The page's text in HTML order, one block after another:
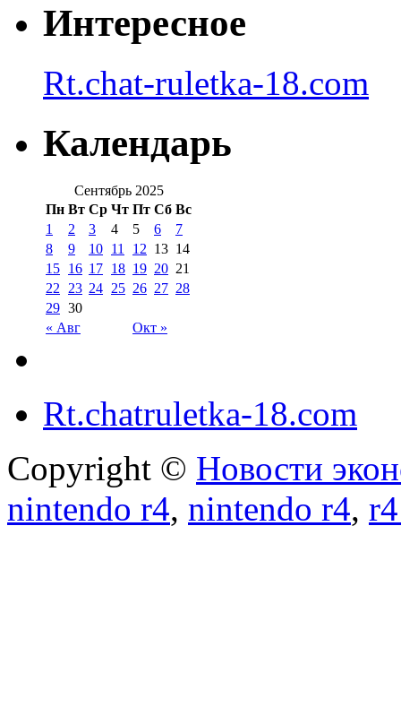
Интересное
Rt.chat-ruletka-18.com
Календарь
Сентябрь 2025
Пн Вт Ср Чт Пт Сб Вс
« Авг Окт »
1 2 3 4 5 6
7
8
9 10 11 12 13 14
15 16 17 18 19 20 21
22
23 24 25 26 27 28
29 30
Rt.chatruletka-18.com
Copyright © Новости
nintendo r4, nintendo r4,